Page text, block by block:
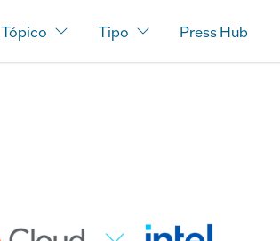
Tópico Tipo Press Hub